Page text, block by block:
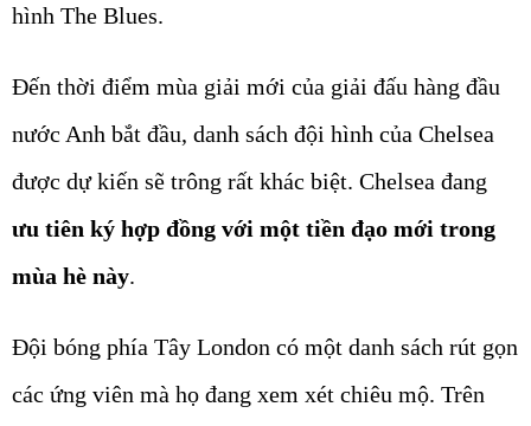
hình The Blues.
Đến thời điểm mùa giải mới của giải đấu hàng đầu
nước Anh bắt đầu, danh sách đội hình của Chelsea
được dự kiến sẽ trông rất khác biệt. Chelsea đang
ưu tiên ký hợp đồng với một tiền đạo mới trong
mùa hè này.
Đội bóng phía Tây London có một danh sách rút gọn
các ứng viên mà họ đang xem xét chiêu mộ. Trên